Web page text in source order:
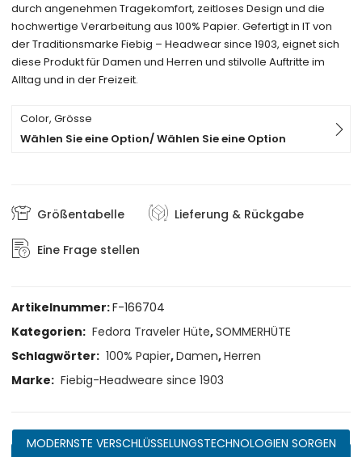
durch angenehmen Tragekomfort, zeitloses Design und die
hochwertige Verarbeitung aus 100% Papier. Gefertigt in IT von
der Traditionsmarke Fiebig – Headwear since 1903, eignet sich
diese Produkt für Damen und Herren und stilvolle Auftritte im
Alltag und in der Freizeit.
Color, Grösse
Wählen Sie eine Option/ Wählen Sie eine Option
Größentabelle Lieferung & Rückgabe
Eine Frage stellen
Artikelnummer:F-166704
Kategorien: Fedora Traveler Hüte,SOMMERHÜTE
Schlagwörter: 100% Papier,Damen,Herren
Marke: Fiebig-Headweare since 1903
MODERNSTE VERSCHLÜSSELUNGSTECHNOLOGIEN SORGEN